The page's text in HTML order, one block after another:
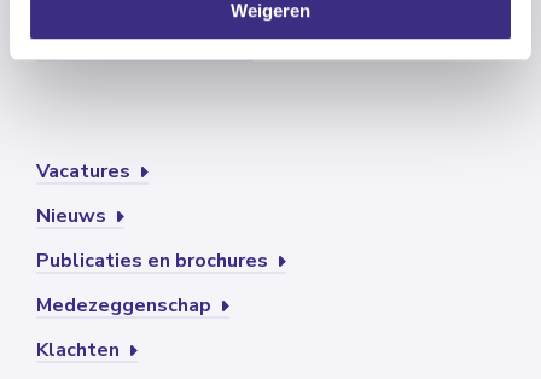
Weigeren
Vertrouwenspersoon
Vacatures
Nieuws
Publicaties en brochures
Medezeggenschap
Klachten